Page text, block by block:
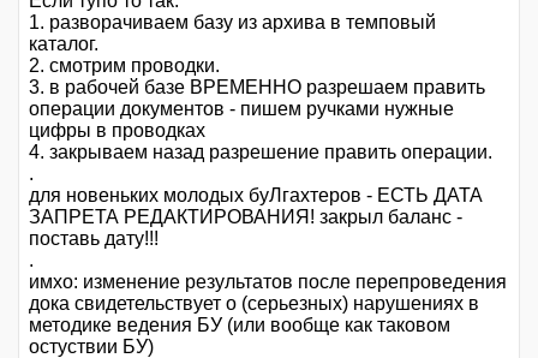
1. разворачиваем базу из архива в темповый
каталог.
2. смотрим проводки.
3. в рабочей базе ВРЕМЕННО разрешаем править
операции документов - пишем ручками нужные
цифры в проводках
4. закрываем назад разрешение править операции.
.
для новеньких молодых буЛгахтеров - ЕСТЬ ДАТА
ЗАПРЕТА РЕДАКТИРОВАНИЯ! закрыл баланс -
поставь дату!!!
.
имхо: изменение результатов после перепроведения
дока свидетельствует о (серьезных) нарушениях в
методике ведения БУ (или вообще как таковом
остуствии БУ)